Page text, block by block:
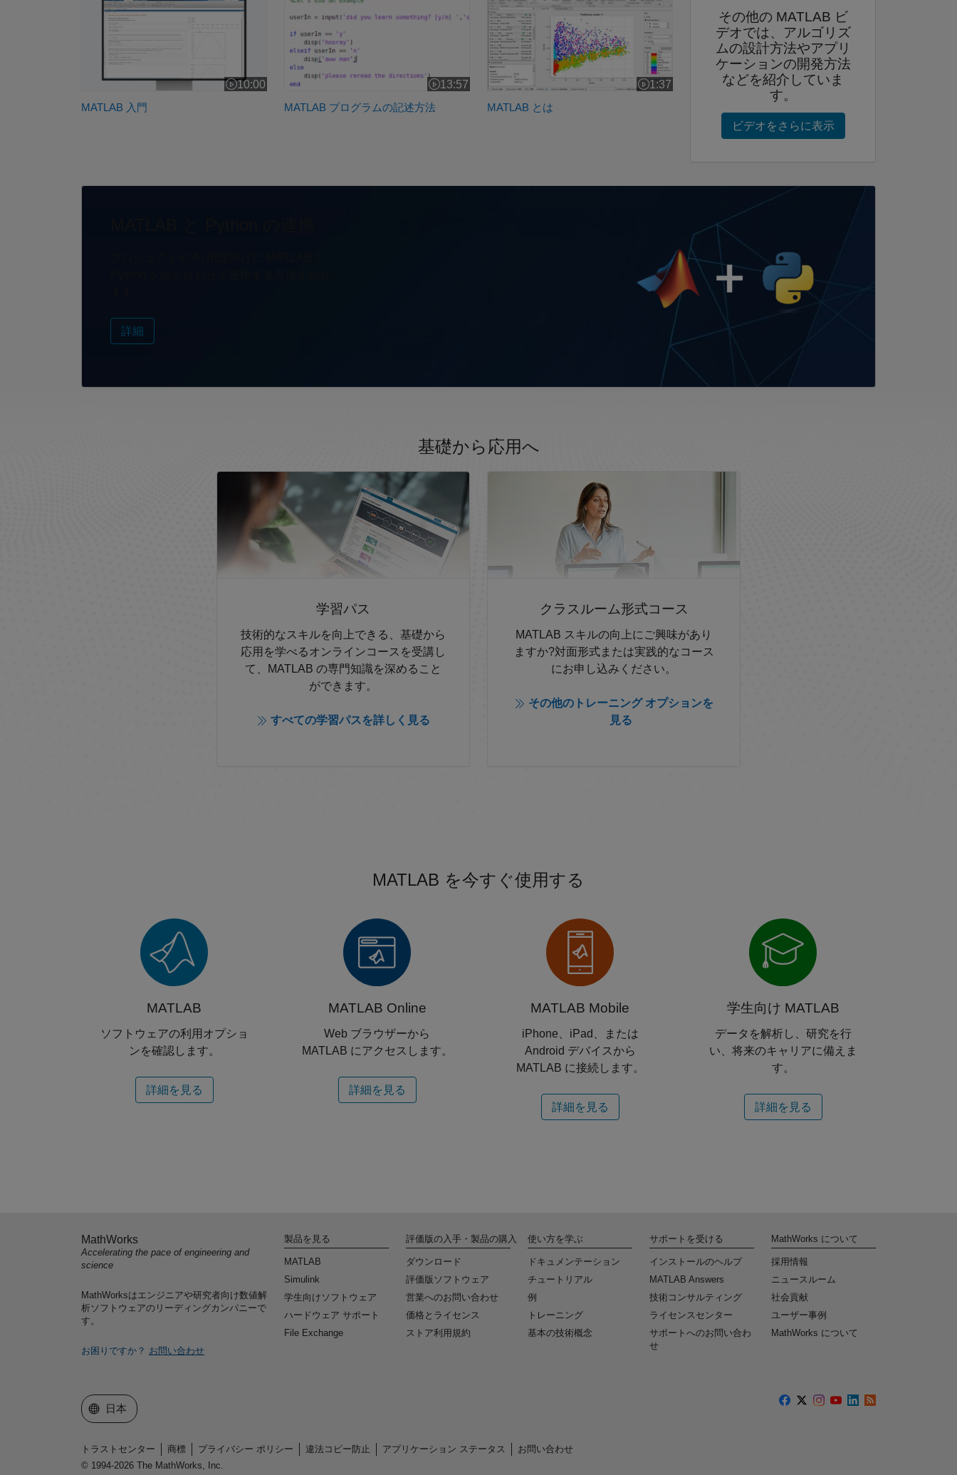
10:00
ビデオの長さ 10:00
MATLAB 入門
13:57
ビデオの長さ 13:57
MATLAB プログラムの記述方法
1:37
ビデオの長さ 1:37
MATLAB とは
その他の MATLAB ビ
デオでは、アルゴリズ
ムの設計方法やアプリ
ケーションの開発方法
などを紹介していま
す。
ビデオをさらに表示
詳細
基礎から応用へ
パネルナビゲーション
学習パス
技術的なスキルを向上できる、基礎から
応用を学べるオンラインコースを受講し
て、MATLAB の専門知識を深めること
ができます。
すべての学習パスを詳しく見る
クラスルーム形式コース
MATLAB スキルの向上にご興味があり
ますか?対面形式または実践的なコース
にお申し込みください。
その他のトレーニング オプションを
見る
MATLAB を今すぐ使用する
MATLAB
ソフトウェアの利用オプショ
ンを確認します。
詳細を見る
MATLAB Online
Web ブラウザーから
MATLAB にアクセスします。
詳細を見る
MATLAB Mobile
iPhone、iPad、または
Android デバイスから
MATLAB に接続します。
詳細を見る
学生向け MATLAB
データを解析し、研究を行
い、将来のキャリアに備えま
す。
詳細を見る
MathWorks
Accelerating the pace of engineering and
science
MathWorksはエンジニアや研究者向け数値解
析ソフトウェアのリーディングカンパニーで
す。
お困りですか？ お問い合わせ
製品を見る
MATLAB
Simulink
学生向けソフトウェア
ハードウェア サポート
File Exchange
評価版の入手・製品の購入
ダウンロード
評価版ソフトウェア
営業へのお問い合わせ
価格とライセンス
ストア利用規約
使い方を学ぶ
ドキュメンテーション
チュートリアル
例
トレーニング
基本の技術概念
サポートを受ける
インストールのヘルプ
MATLAB Answers
技術コンサルティング
ライセンスセンター
サポートへのお問い合わ
せ
MathWorks について
採用情報
ニュースルーム
社会貢献
ユーザー事例
MathWorks について
Web サイトの選択
日本
トラストセンター 商標 プライバシー ポリシー 違法コピー防止 アプリケーション ステータス
お問い合わせ
© 1994-2026 The MathWorks, Inc.